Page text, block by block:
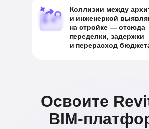
Коллизии между
и инженеркой
на стройке — отсюда
переделки, задержки
и перерасход
Освоите
BIM-